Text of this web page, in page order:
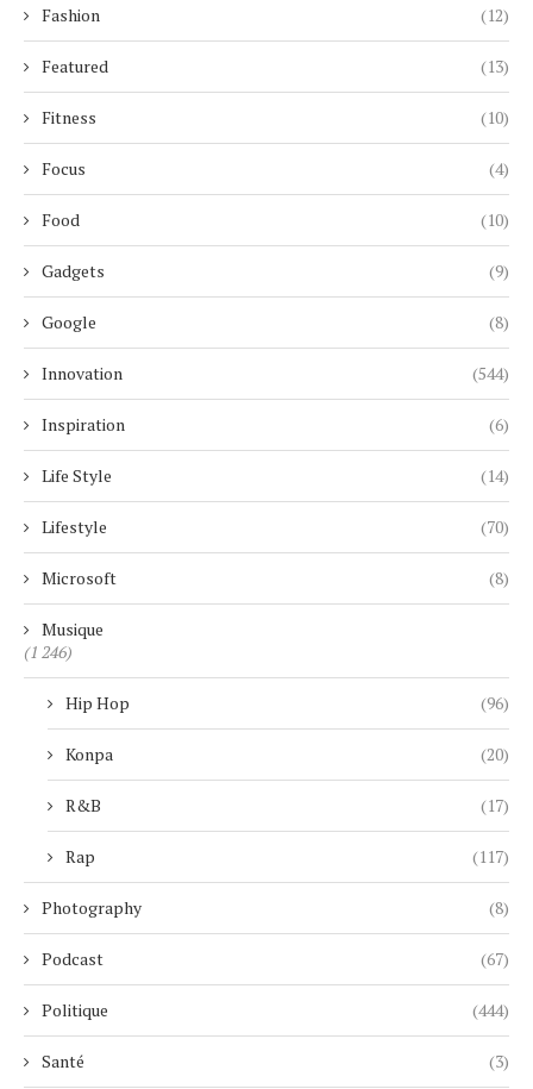
Fashion (12)
Featured (13)
Fitness (10)
Focus (4)
Food (10)
Gadgets (9)
Google (8)
Innovation (544)
Inspiration (6)
Life Style (14)
Lifestyle (70)
Microsoft (8)
Musique
(1 246)
Hip Hop (96)
Konpa (20)
R&B (17)
Rap (117)
Photography (8)
Podcast (67)
Politique (444)
Santé (3)